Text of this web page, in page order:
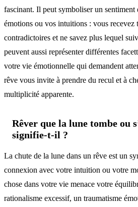
fascinant. Il peut symboliser un sentiment
émotions ou vos intuitions : vous recevez
contradictoires et ne savez plus lequel
peuvent aussi représenter différentes
votre vie émotionnelle qui demandent
rêve vous invite à prendre du recul et à
multiplicité apparente.
Rêver que la lune tombe ou
signifie-t-il ?
La chute de la lune dans un rêve est un
connexion avec votre intuition ou votre
chose dans votre vie menace votre
rationalisme excessif, un traumatisme